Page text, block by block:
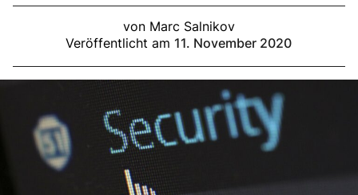
von Marc Salnikov
Veröffentlicht am 11. November 2020